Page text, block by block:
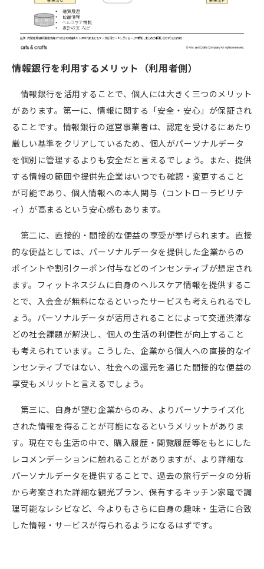
情報銀行を利用するメリット（利用者側）
情報銀行を活用することで、個人には大きく三つのメリット
があります。第一に、情報に関する「安全・安心」が保証され
ることです。情報銀行の運営事業者は、認定を受けるにあたり
厳しい基準をクリアしているため、個人がパーソナルデータ
を個別に管理するよりも安全だと言えるでしょう。また、提供
する情報の範囲や提供先企業はいつでも確認・変更すること
が可能であり、個人情報への本人関与（コントローラビリテ
ィ）が高まるという安心感もあります。
第二に、直接的・間接的な便益の享受が挙げられます。直接
的な便益としては、パーソナルデータを提供した企業からの
ポイントや割引クーポン付与などのインセンティブが想定され
ます。フィットネスジムに自身のヘルスケア情報を提供するこ
とで、入会金が無料になるといったサービスも考えられるでし
ょう。パーソナルデータが活用されることによって交通渋滞な
どの社会課題が解決し、個人の生活の利便性が向上すること
も考えられています。こうした、企業から個人への直接的なイ
ンセンティブではない、社会への還元を通じた間接的な便益の
享受もメリットと言えるでしょう。
第三に、自身が望む企業からのみ、よりパーソナライズ化
された情報を得ることが可能になるというメリットがありま
す。現在でも生活の中で、購入履歴・閲覧履歴等をもとにした
レコメンデーションに触れることがありますが、より詳細な
パーソナルデータを提供することで、過去の旅行データの分析
から考案された詳細な観光プラン、保有するキッチン家電で調
理可能なレシピなど、今よりもさらに自身の趣味・生活に合致
した情報・サービスが得られるようになるはずです。